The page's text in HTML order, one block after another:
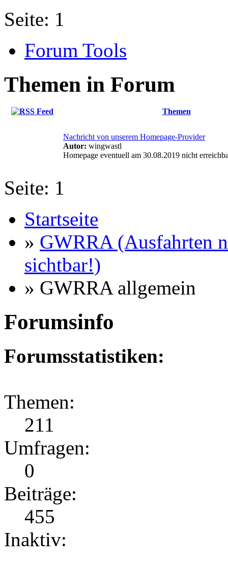
Seite: 1
Forum Tools
Themen in Forum
Themen
Nachricht von unserem Homepage-Provider
Autor: wingwastl
Homepage eventuell am 30.08.2019 nicht
Seite: 1
Startseite
» GWRRA (Ausfahrten
sichtbar!)
» GWRRA allgemein
Forumsinfo
Forumsstatistiken:
Themen:
211
Umfragen:
0
Beiträge:
455
Inaktiv: